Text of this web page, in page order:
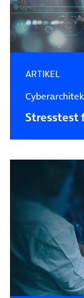
ARTIKEL
Stresstest